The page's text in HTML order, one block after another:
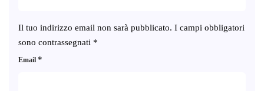
Il tuo indirizzo email non sarà pubblicato. I campi obbligatori
sono contrassegnati *
Email *